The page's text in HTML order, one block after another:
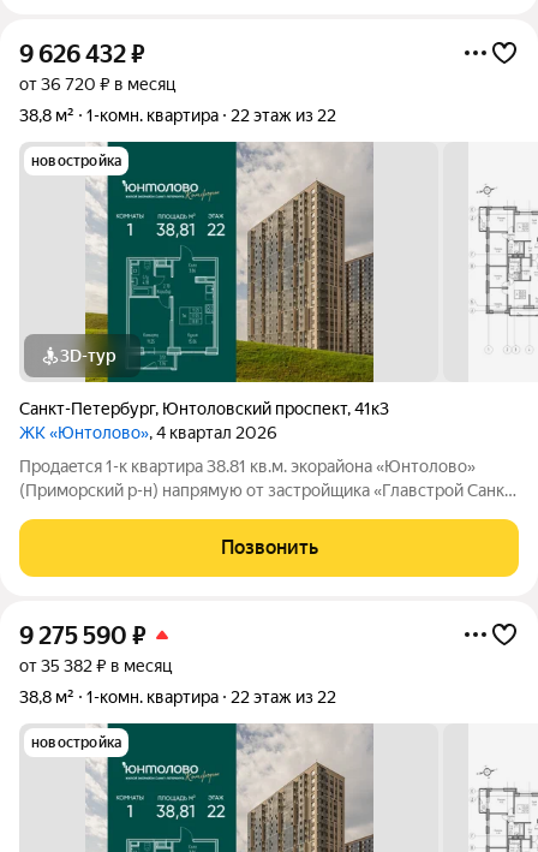
9 626 432₽
от 36 720 ₽ в месяц
38,8 м²
1-комн. квартира 22 этаж из 22
новостройка
3D-тур
Санкт-Петербург, Юнтоловский проспект,41к3
ЖК «Юнтолово», 4 квартал 2026
Продаeтся 1-к квартира 38.81 кв.м. экорайона «Юнтолово»
(Приморский р-н) напрямую от застройщика «Главстрой Санкт-
и спецпредложения. Стоимость квартиры в объявлении
указaнa co cкидкой. О
Позвонить
9 275 590 ₽
от 35 382 ₽ в месяц
38,8 м²
1-комн. квартира 22 этаж из 22
новостройка